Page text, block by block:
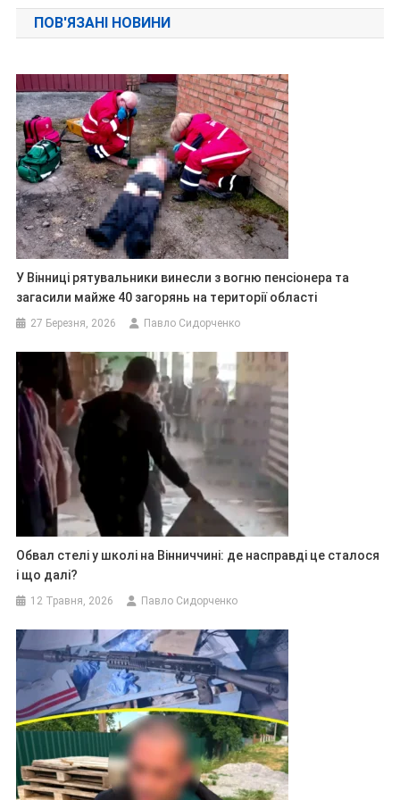
ПОВ'ЯЗАНІ НОВИНИ
У Вінниці рятувальники винесли з вогню пенсіонера та
загасили майже 40 загорянь на території області
27 Березня, 2026 Павло Сидорченко
Обвал стелі у школі на Вінниччині: де насправді це сталося
і що далі?
12 Травня, 2026 Павло Сидорченко